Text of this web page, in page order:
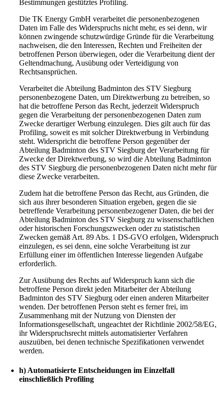
Bestimmungen gestütztes Profiling.
Die TK Energy GmbH verarbeitet die personenbezogenen
Daten im Falle des Widerspruchs nicht mehr, es sei denn, wir
können zwingende schutzwürdige Gründe für die Verarbeitung
nachweisen, die den Interessen, Rechten und Freiheiten der
betroffenen Person überwiegen, oder die Verarbeitung dient der
Geltendmachung, Ausübung oder Verteidigung von
Rechtsansprüchen.
Verarbeitet die Abteilung Badminton des STV Siegburg
personenbezogene Daten, um Direktwerbung zu betreiben, so
hat die betroffene Person das Recht, jederzeit Widerspruch
gegen die Verarbeitung der personenbezogenen Daten zum
Zwecke derartiger Werbung einzulegen. Dies gilt auch für das
Profiling, soweit es mit solcher Direktwerbung in Verbindung
steht. Widerspricht die betroffene Person gegenüber der
Abteilung Badminton des STV Siegburg der Verarbeitung für
Zwecke der Direktwerbung, so wird die Abteilung Badminton
des STV Siegburg die personenbezogenen Daten nicht mehr für
diese Zwecke verarbeiten.
Zudem hat die betroffene Person das Recht, aus Gründen, die
sich aus ihrer besonderen Situation ergeben, gegen die sie
betreffende Verarbeitung personenbezogener Daten, die bei der
Abteilung Badminton des STV Siegburg zu wissenschaftlichen
oder historischen Forschungszwecken oder zu statistischen
Zwecken gemäß Art. 89 Abs. 1 DS-GVO erfolgen, Widerspruch
einzulegen, es sei denn, eine solche Verarbeitung ist zur
Erfüllung einer im öffentlichen Interesse liegenden Aufgabe
erforderlich.
Zur Ausübung des Rechts auf Widerspruch kann sich die
betroffene Person direkt jeden Mitarbeiter der Abteilung
Badminton des STV Siegburg oder einen anderen Mitarbeiter
wenden. Der betroffenen Person steht es ferner frei, im
Zusammenhang mit der Nutzung von Diensten der
Informationsgesellschaft, ungeachtet der Richtlinie 2002/58/EG,
ihr Widerspruchsrecht mittels automatisierter Verfahren
auszuüben, bei denen technische Spezifikationen verwendet
werden.
h) Automatisierte Entscheidungen im Einzelfall
einschließlich Profiling